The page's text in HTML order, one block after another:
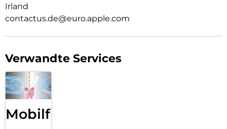
Irland
contactus.de@euro.apple.com
Verwandte Services
Mobilfunk